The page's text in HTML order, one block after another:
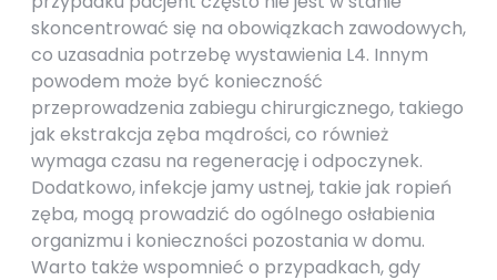
skoncentrować się na obowiązkach zawodowych,
co uzasadnia potrzebę wystawienia L4. Innym
powodem może być konieczność
przeprowadzenia zabiegu chirurgicznego, takiego
jak ekstrakcja zęba mądrości, co również
wymaga czasu na regenerację i odpoczynek.
Dodatkowo, infekcje jamy ustnej, takie jak ropień
zęba, mogą prowadzić do ogólnego osłabienia
organizmu i konieczności pozostania w domu.
Warto także wspomnieć o przypadkach, gdy